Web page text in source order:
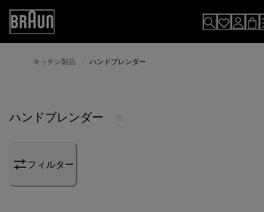
Skip
Content
Accessibility
Statement
キッチン製品 ハンドブレンダー
ハンドブレンダー
フィルター